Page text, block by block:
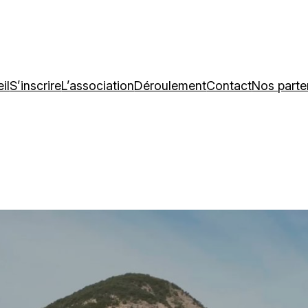
S’inscrireL’associationDéroulementContactNos